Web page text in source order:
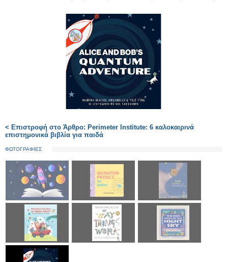
< Επιστροφή στο Άρθρο: Perimeter Institute: 6 καλοκαιρινά
επιστημονικά βιβλία για παιδά
ΦΩΤΟΓΡΑΦΙΕΣ